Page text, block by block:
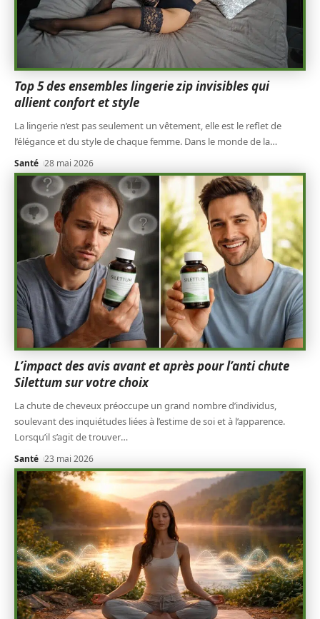
Top 5 des ensembles lingerie zip invisibles qui
allient confort et style
La lingerie n’est pas seulement un vêtement, elle est le reflet de
l’élégance et du style de chaque femme. Dans le monde de la…
Santé 28 mai 2026
L’impact des avis avant et après pour l’anti chute
Silettum sur votre choix
La chute de cheveux préoccupe un grand nombre d’individus,
soulevant des inquiétudes liées à l’estime de soi et à l’apparence.
Lorsqu’il s’agit de trouver…
Santé 23 mai 2026